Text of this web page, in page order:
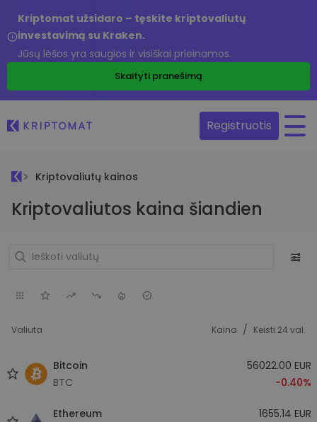
Kriptomat užsidaro – tęskite kriptovaliutų
investavimą su Kraken.
Jūsų lėšos yra saugios ir visiškai prieinamos.
Skaityti pranešimą
Registruotis
Kriptovaliutų kainos
Kriptovaliutos kaina šiandien
Valiuta Kaina / Keisti 24 val.
Bitcoin
BTC
56022.00 EUR
-0.40%
Ethereum
1655.14 EUR